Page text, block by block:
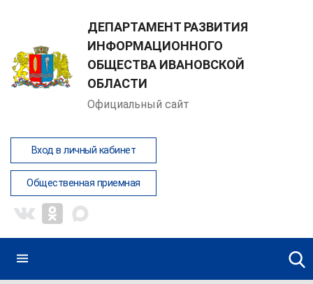
ДЕПАРТАМЕНТ РАЗВИТИЯ
ИНФОРМАЦИОННОГО
ОБЩЕСТВА ИВАНОВСКОЙ
ОБЛАСТИ
Официальный сайт
Вход в личный кабинет
Общественная приемная